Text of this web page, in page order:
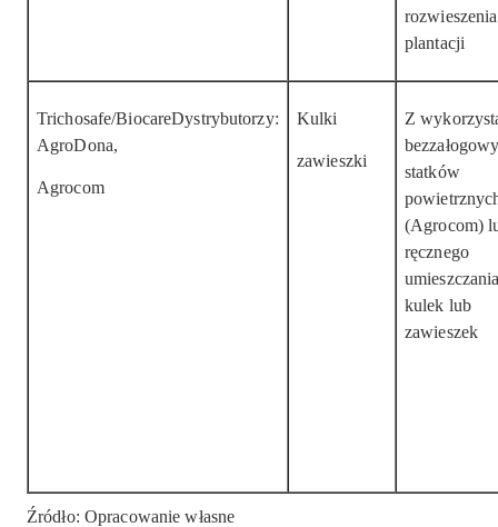
plantacji
Trichosafe/BiocareDystrybutorzy:
AgroDona,
Agrocom
Kulki
zawieszki
Z
statków
(Agrocom)
ręcznego
kulek lub
zawieszek
Źródło: Opracowanie własne